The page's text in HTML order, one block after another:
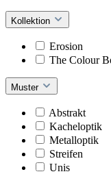
Kollektion
Erosion
The Colour
Muster
Abstrakt
Kacheloptik
Metalloptik
Streifen
Unis